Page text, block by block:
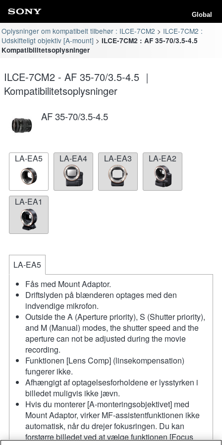
Global
Oplysninger om kompatibelt tilbehør : ILCE-7CM2
ILCE-7CM2 :
Udskifteligt objektiv [A-mount]
ILCE-7CM2 : AF 35-70/3.5-4.5
Kompatibilitetsoplysninger
ILCE-7CM2 - AF 35-70/3.5-4.5 ｜
Kompatibilitetsoplysninger
AF 35-70/3.5-4.5
LA-EA5 LA-EA4 LA-EA3 LA-EA2
LA-EA1
LA-EA5
Fås med Mount Adaptor.
Driftslyden på blænderen optages med den
indvendige mikrofon.
Outside the A (Aperture priority), S (Shutter priority),
and M (Manual) modes, the shutter speed and the
aperture can not be adjusted during the movie
recording.
Funktionen [Lens Comp] (linsekompensation)
fungerer ikke.
Afhængigt af optagelsesforholdene er lysstyrken i
billedet muligvis ikke jævn.
Hvis du monterer [A-monteringsobjektivet] med
Mount Adaptor, virker MF-assistentfunktionen ikke
automatisk, når du drejer fokusringen. Du kan
forstørre billedet ved at vælge funktionen [Focus